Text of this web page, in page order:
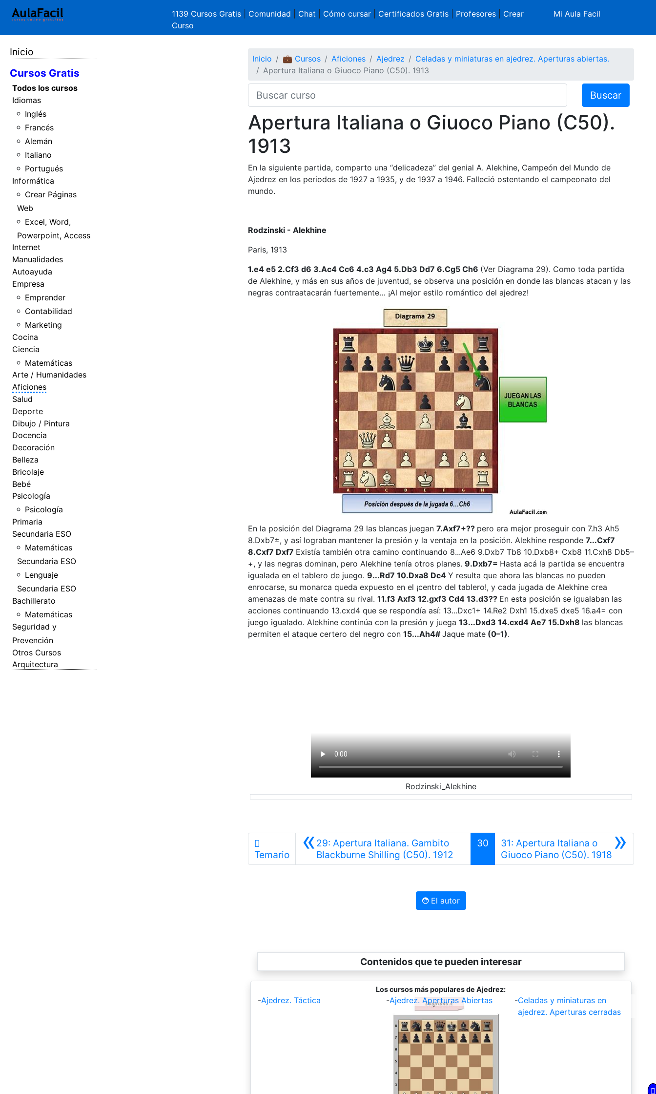
1139 Cursos Gratis Comunidad Chat Cómo cursar| Certificados Gratis| Profesores| Crear
Curso
Mi Aula Facil
Inicio
Cursos Gratis
Todos los cursos
Idiomas
Inglés
Francés
Alemán
Italiano
Portugués
Informática
Crear Páginas
Web
Excel, Word,
Powerpoint, Access
Internet
Manualidades
Autoayuda
Empresa
Emprender
Contabilidad
Marketing
Cocina
Ciencia
Matemáticas
Arte / Humanidades
Aficiones
Salud
Deporte
Dibujo / Pintura
Docencia
Decoración
Belleza
Bricolaje
Bebé
Psicología
Psicología
Primaria
Secundaria ESO
Matemáticas
Secundaria ESO
Lenguaje
Secundaria ESO
Bachillerato
Matemáticas
Seguridad y
Prevención
Otros Cursos
Arquitectura
Inicio 💼 Cursos Aficiones Ajedrez
Celadas y miniaturas en ajedrez. Aperturas abiertas.
Apertura Italiana o Giuoco Piano (C50). 1913
Buscar
Apertura Italiana o Giuoco Piano (C50).
1913
En la siguiente partida, comparto una “delicadeza” del genial A. Alekhine, Campeón del Mundo de
Ajedrez en los periodos de 1927 a 1935, y de 1937 a 1946. Falleció ostentando el campeonato del
mundo.
Rodzinski - Alekhine
Paris, 1913
1.e4 e5 2.Cf3 d6 3.Ac4 Cc6 4.c3 Ag4 5.Db3 Dd7 6.Cg5 Ch6 (Ver Diagrama 29). Como toda partida
de Alekhine, y más en sus años de juventud, se observa una posición en donde las blancas atacan y las
negras contraatacarán fuertemente… ¡Al mejor estilo romántico del ajedrez!
En la posición del Diagrama 29 las blancas juegan 7.Axf7+?? pero era mejor proseguir con 7.h3 Ah5
8.Dxb7±, y así lograban mantener la presión y la ventaja en la posición. Alekhine responde 7...Cxf7
8.Cxf7 Dxf7 Existía también otra camino continuando 8...Ae6 9.Dxb7 Tb8 10.Dxb8+ Cxb8 11.Cxh8 Db5–
+, y las negras dominan, pero Alekhine tenía otros planes. 9.Dxb7= Hasta acá la partida se encuentra
igualada en el tablero de juego. 9...Rd7 10.Dxa8 Dc4 Y resulta que ahora las blancas no pueden
enrocarse, su monarca queda expuesto en el ¡centro del tablero!, y cada jugada de Alekhine crea
amenazas de mate contra su rival. 11.f3 Axf3 12.gxf3 Cd4 13.d3?? En esta posición se igualaban las
acciones continuando 13.cxd4 que se respondía así: 13...Dxc1+ 14.Re2 Dxh1 15.dxe5 dxe5 16.a4= con
juego igualado. Alekhine continúa con la presión y juega 13...Dxd3 14.cxd4 Ae7 15.Dxh8 las blancas
permiten el ataque certero del negro con 15...Ah4# Jaque mate(0–1).
Rodzinski_Alekhine
Temario «29: Apertura Italiana. Gambito
Blackburne Shilling (C50). 1912Anterior
30 »
31: Apertura Italiana o
Giuoco Piano (C50). 1918
El autor
Contenidos que te pueden interesar
Los cursos más populares de Ajedrez:
-Ajedrez. Táctica -Ajedrez. Aperturas Abiertas -Celadas y miniaturas en
ajedrez. Aperturas cerradas